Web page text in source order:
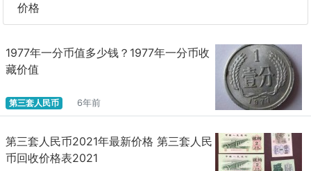
价格
1977年一分币值多少钱？1977年一分币收
藏价值
第三套人民币 6年前
第三套人民币2021年最新价格 第三套人民
币回收价格表2021